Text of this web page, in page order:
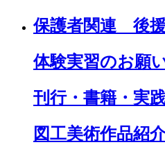
保護者関連 後
体験実習のお願
刊行・書籍・実
図工美術作品紹